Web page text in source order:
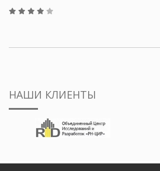
НАШИ КЛИЕНТЫ